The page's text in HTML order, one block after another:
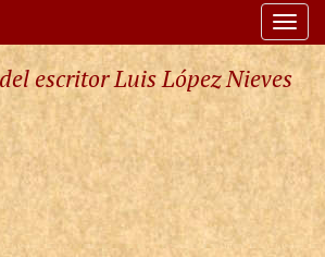
escritor Luis López Nieves